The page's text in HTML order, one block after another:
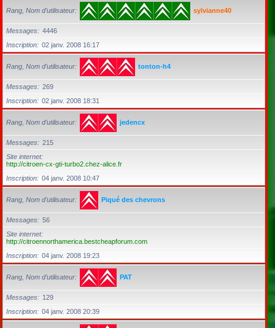
Rang, Nom d’utilisateur sylvianne40
Messages
4446
Inscription
02 janv. 2008 16:17
Rang, Nom d’utilisateur tonton-h4
Messages
269
Inscription
02 janv. 2008 18:31
Rang, Nom d’utilisateur jedencx
Messages
215
Site internet
http://citroen-cx-gti-turbo2.chez-alice.fr
Inscription
04 janv. 2008 10:47
Rang, Nom d’utilisateur Piqué des chevrons
Messages
56
Site internet
http://citroennorthamerica.bestcheapforum.com
Inscription
04 janv. 2008 19:23
Rang, Nom d’utilisateur PAT
Messages
129
Inscription
04 janv. 2008 20:39